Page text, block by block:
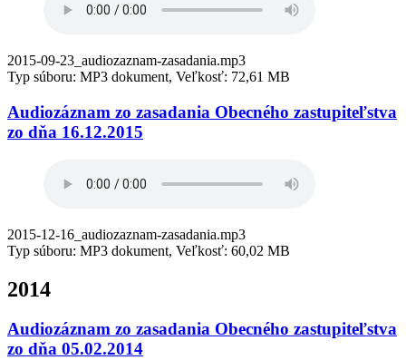
2015-09-23_audiozaznam-zasadania.mp3
Typ súboru: MP3 dokument, Veľkosť: 72,61 MB
Audiozáznam zo zasadania Obecného zastupiteľstva
zo dňa 16.12.2015
2015-12-16_audiozaznam-zasadania.mp3
Typ súboru: MP3 dokument, Veľkosť: 60,02 MB
2014
Audiozáznam zo zasadania Obecného zastupiteľstva
zo dňa 05.02.2014